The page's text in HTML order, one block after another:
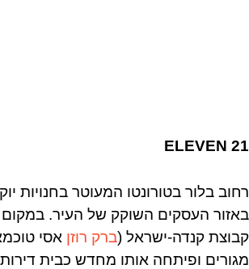
ELEVEN 21
רחוב בלור בטורונטו המעוטר בחנויות
באזור העסקים השוקק של העיר.
קבוצת קנדה-ישראל (ברק רוזן אסי
מגורים ופיתחה אותו מחדש כבית דירות